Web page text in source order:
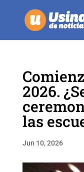
2026.
las
Jun 10, 2026